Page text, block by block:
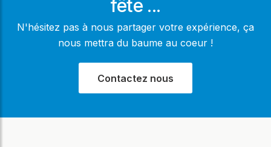
fête ...
N'hésitez pas à nous partager votre expérience, ça
nous mettra du baume au coeur !
Contactez nous